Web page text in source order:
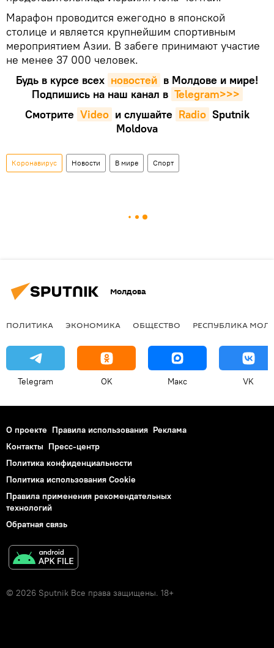
Марафон проводится ежегодно в японской
столице и является крупнейшим спортивным
мероприятием Азии. В забеге принимают участие
не менее 37 000 человек.
Будь в курсе всех новостей в Молдове и мире!
Подпишись на наш канал в Telegram>>>
Смотрите Video и слушайте Radio Sputnik
Moldova
Коронавирус Новости В мире Спорт
Молдова
ПОЛИТИКА ЭКОНОМИКА ОБЩЕСТВО РЕСПУБЛИКА
Telegram OK Макс VK
О проекте Правила использования Реклама
Контакты Пресс-центр
Политика конфиденциальности
Политика использования Cookie
Правила применения рекомендательных
технологий
Обратная связь
© 2026 Sputnik Все права защищены. 18+